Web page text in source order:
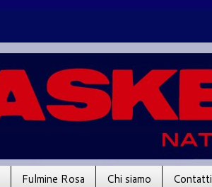
Fulmine Rosa Chi siamo Contatti